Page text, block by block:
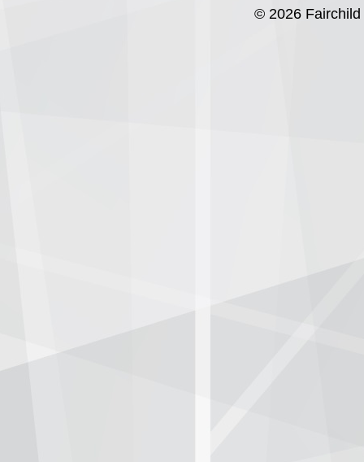
© 2026 Fairchild